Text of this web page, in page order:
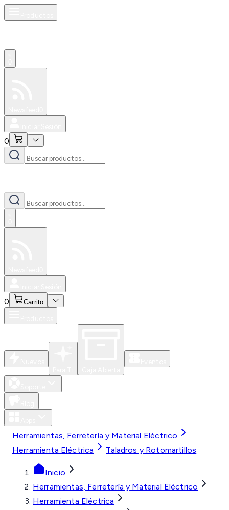
0
0 Carrito
Herramientas, Ferretería y Material Eléctrico
Herramienta Eléctrica
Taladros y Rotomartillos
Inicio
Herramientas, Ferretería y Material Eléctrico
Herramienta Eléctrica